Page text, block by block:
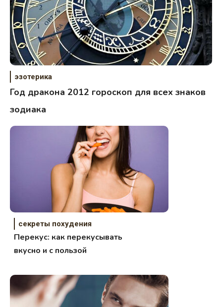
эзотерика
Год дракона 2012 гороскоп для всех знаков
зодиака
секреты похудения
Перекус: как перекусывать
вкусно и с пользой